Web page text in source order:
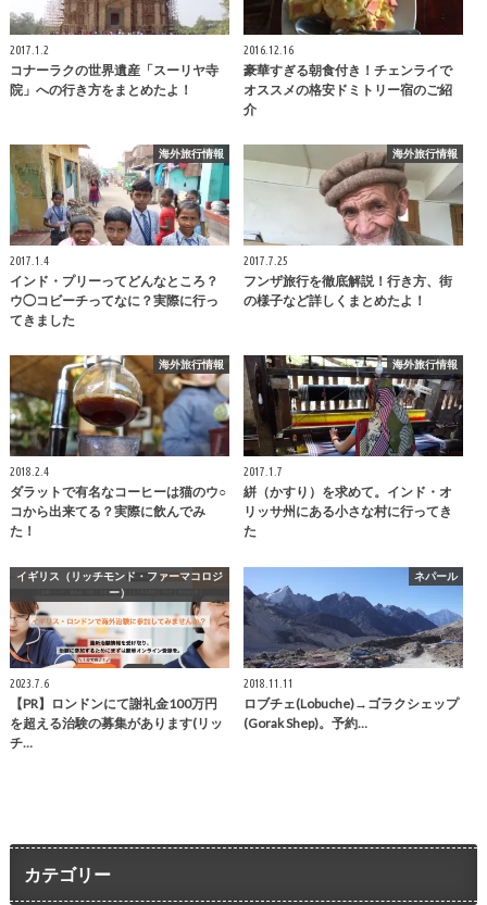
2017.1.2
コナーラクの世界遺産「スーリヤ寺
院」への行き方をまとめたよ！
2016.12.16
豪華すぎる朝食付き！チェンライで
オススメの格安ドミトリー宿のご紹
介
海外旅行情報
2017.1.4
インド・プリーってどんなところ？
ウ◯コビーチってなに？実際に行っ
てきました
海外旅行情報
2017.7.25
フンザ旅行を徹底解説！行き方、街
の様子など詳しくまとめたよ！
海外旅行情報
2018.2.4
ダラットで有名なコーヒーは猫のウ○
コから出来てる？実際に飲んでみ
た！
海外旅行情報
2017.1.7
絣（かすり）を求めて。インド・オ
リッサ州にある小さな村に行ってき
た
イギリス（リッチモンド・ファーマコロジ
ー）
2023.7.6
【PR】ロンドンにて謝礼金100万円
を超える治験の募集があります(リッ
チ…
ネパール
2018.11.11
ロブチェ(Lobuche)→ゴラクシェップ
(Gorak Shep)。予約…
カテゴリー